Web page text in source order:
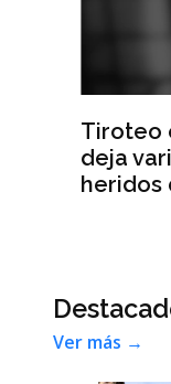
Tiroteo
deja
heridos
Ver más →